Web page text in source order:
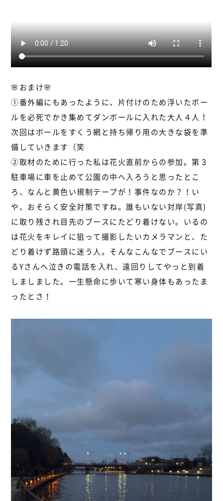
🌸おまけ🌸
①番外編にもあったように、片付けのため浮いたボー
ルを必死でかき集めてダンボールに入れた大人４人！
次回はボールをすくう網と持ち帰り用の大きな袋を準
備していきます（笑
②取材のために行った私は花火直前からの参加。第３
駐車場に車を止めて公園の中へ入ろうと思ったとこ
ろ、なんと黄色い規制テープが！事件なのか？！い
や、おそらく安全対策ですね。誰もいない対岸(写真)
に取り残され目先のブースにたどり着けない。いるの
は花火をキレイに狙って撮影したいカメラマンと、た
どり着けず路頭に迷う人。そんなこんなでブースにい
るYさんへ泣きの電話を入れ、遠回りしてやっと到着
しましました。一生懸命に歩いて寒い身体もあったま
ったとさ！